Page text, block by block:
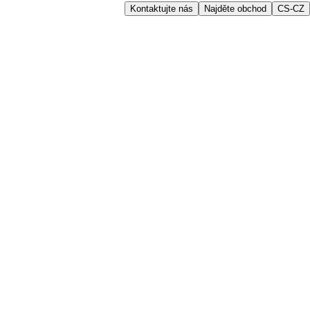
Kontaktujte nás Najděte obchod CS-CZ